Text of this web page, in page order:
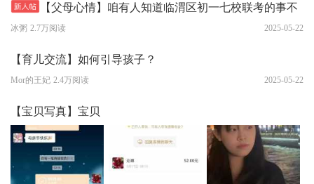
【父母心情】咱有人知道临渭区初一七校联考的事不
冰粥 2.7万阅读 2025-05-22
【育儿交流】如何引导孩子？
Mor的王妃 2.4万阅读 2025-05-22
【宝贝写真】宝贝